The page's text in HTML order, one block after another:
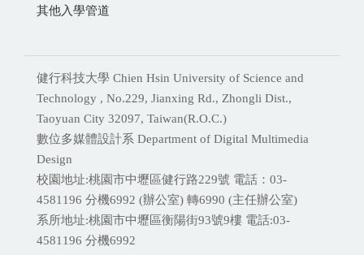
其他入學管道
健行科技大學 Chien Hsin University of Science and
Technology , No.229, Jianxing Rd., Zhongli Dist.,
Taoyuan City 32097, Taiwan(R.O.C.)
數位多媒體設計系 Department of Digital Multimedia
Design
校園地址:桃園市中壢區健行路229號 電話：03-
4581196 分機6992 (辦公室) 轉6990 (主任辦公室)
系所地址:桃園市中壢區衡陽街93號9樓 電話:03-
4581196 分機6992